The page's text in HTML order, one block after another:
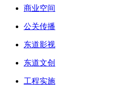
商业空间
公关传播
东道影视
东道文创
工程实施